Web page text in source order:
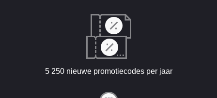
5 250 nieuwe promotiecodes per jaar